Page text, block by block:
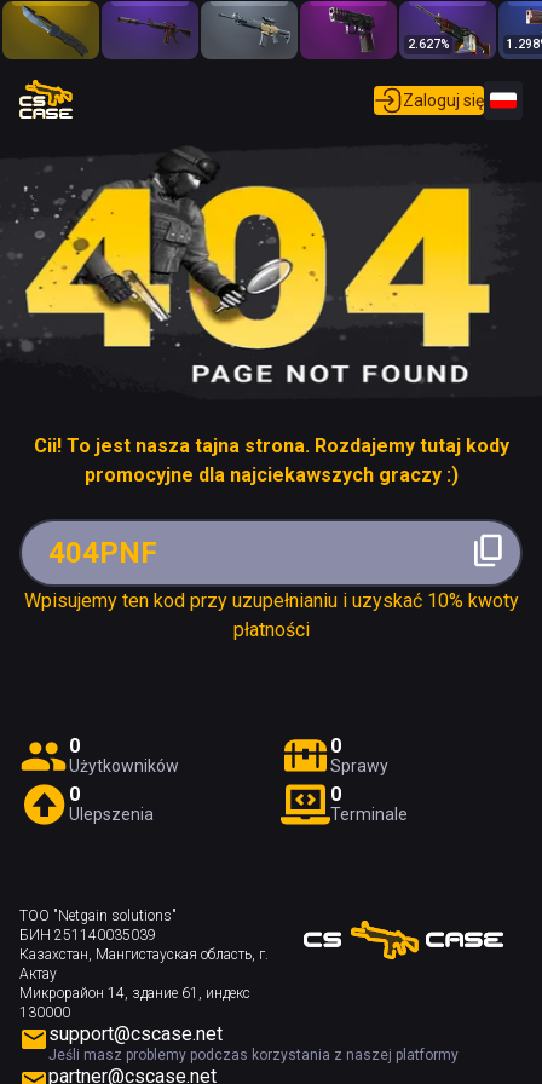
2.627% 1.298
Zaloguj się
Cii! To jest nasza tajna strona. Rozdajemy tutaj kody
promocyjne dla najciekawszych graczy :)
404PNF
Wpisujemy ten kod przy uzupełnianiu i uzyskać 10% kwoty
płatności
0
Użytkowników
0
Sprawy
0
Ulepszenia
0
Terminale
ТОО "Netgain solutions"
БИН 251140035039
Казахстан, Мангистауская область, г.
Актау
Микрорайон 14, здание 61, индекс
130000
support@cscase.net
Jeśli masz problemy podczas korzystania z naszej platformy
partner@cscase.net